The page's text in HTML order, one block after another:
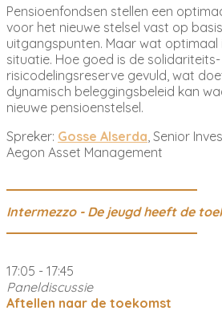
Pensioenfondsen stellen een
voor het nieuwe stelsel vast op
uitgangspunten. Maar wat optimaal
situatie. Hoe goed is de
risicodelingsreserve gevuld, wat
dynamisch beleggingsbeleid kan
nieuwe pensioenstelsel.
Spreker: Gosse Alserda , Senior
Aegon Asset Management
Intermezzo - De jeugd heeft de
17:05 - 17:45
Paneldiscussie
Aftellen naar de toekomst